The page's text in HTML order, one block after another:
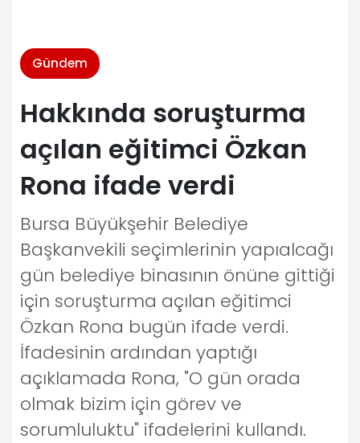
Gündem
Hakkında soruşturma
açılan eğitimci Özkan
Rona ifade verdi
Bursa Büyükşehir Belediye
Başkanvekili seçimlerinin yapıalcağı
gün belediye binasının önüne gittiği
için soruşturma açılan eğitimci
Özkan Rona bugün ifade verdi.
İfadesinin ardından yaptığı
açıklamada Rona, "O gün orada
olmak bizim için görev ve
sorumluluktu" ifadelerini kullandı.